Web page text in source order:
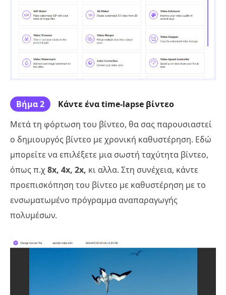
Βήμα 2
Κάντε ένα time-lapse βίντεο
Μετά τη φόρτωση του βίντεο, θα σας παρουσιαστεί
ο δημιουργός βίντεο με χρονική καθυστέρηση. Εδώ
μπορείτε να επιλέξετε μια σωστή ταχύτητα βίντεο,
όπως π.χ8x, 4x, 2x, κι αλλα. Στη συνέχεια, κάντε
προεπισκόπηση του βίντεο με καθυστέρηση με το
ενσωματωμένο πρόγραμμα αναπαραγωγής
πολυμέσων.